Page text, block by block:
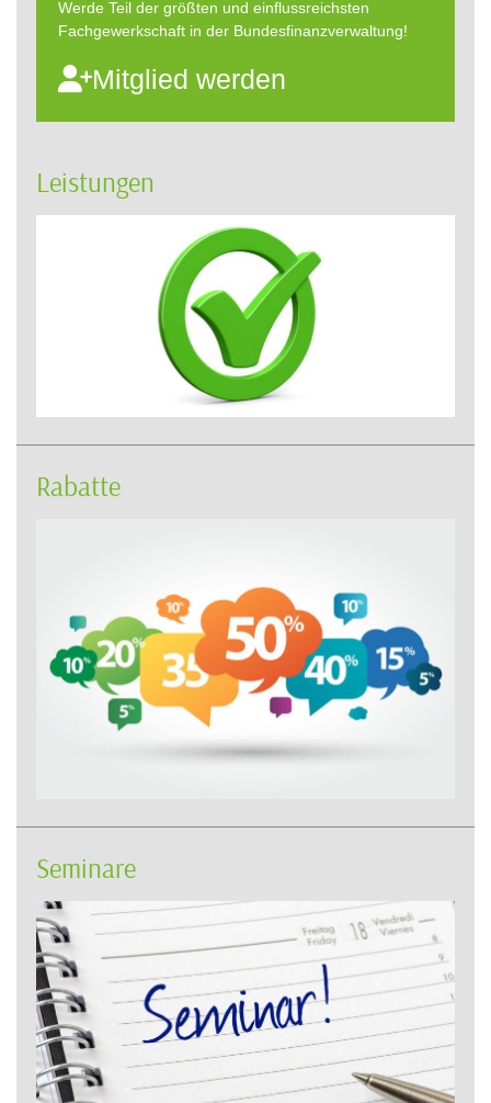
Werde Teil der größten und einflussreichsten
Fachgewerkschaft in der Bundesfinanzverwaltung!
Mitglied werden
Leistungen
Rabatte
Seminare